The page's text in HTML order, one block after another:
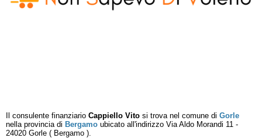
Il consulente finanziario Cappiello Vito si trova nel comune di Gorle
nella provincia di Bergamo ubicato all'indirizzo Via Aldo Morandi 11 -
24020 Gorle ( Bergamo ).